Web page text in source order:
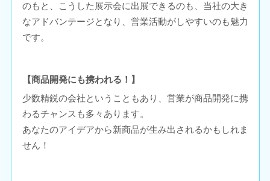
のもと、こうした展示会に出展できるのも、当社の大き
なアドバンテージとなり、営業活動がしやすいのも魅力
です。
【商品開発にも携われる！】
少数精鋭の会社ということもあり、営業が商品開発に携
わるチャンスも多々あります。
あなたのアイデアから新商品が生み出されるかもしれま
せん！